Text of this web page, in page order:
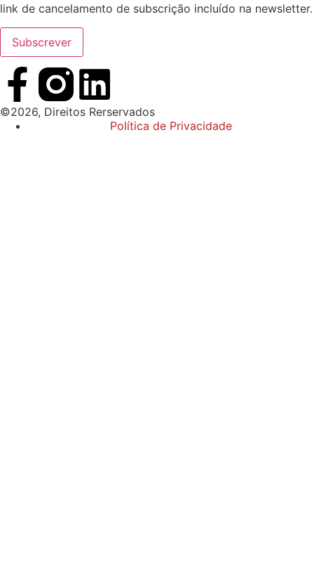
link de cancelamento de subscrição incluído na newsletter.
©2026, Direitos Rerservados
Política de Privacidade